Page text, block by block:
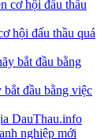
hội đấu thầu quá
đầu bằng việc